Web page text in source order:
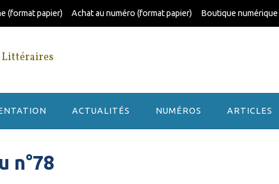
(format papier) Achat au numéro (format papier) Boutique numérique
ACTUALITÉS NUMÉROS ARTICLES
n°78